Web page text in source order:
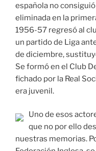
española no
eliminada en la
1956-57 regresó al
un partido de Liga
de diciembre,
Se formó en el Club
fichado por la Real
era juvenil.
Uno de esos
que no por ello
nuestras memorias.